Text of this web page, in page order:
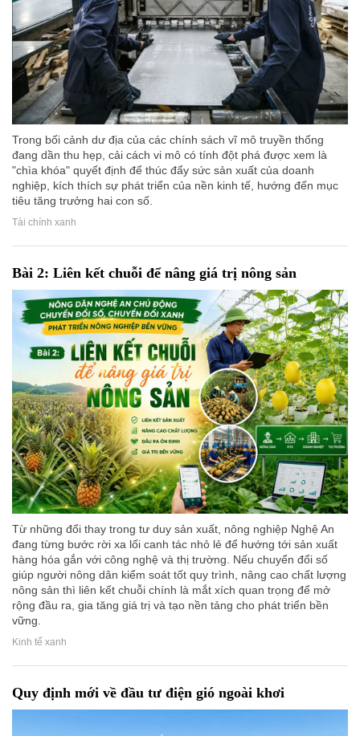
Trong bối cảnh dư địa của các chính sách vĩ mô truyền thống
đang dần thu hẹp, cải cách vi mô có tính đột phá được xem là
"chìa khóa" quyết định để thúc đẩy sức sản xuất của doanh
nghiệp, kích thích sự phát triển của nền kinh tế, hướng đến mục
tiêu tăng trưởng hai con số.
Tài chính xanh
Bài 2: Liên kết chuỗi để nâng giá trị nông sản
Từ những đổi thay trong tư duy sản xuất, nông nghiệp Nghệ An
đang từng bước rời xa lối canh tác nhỏ lẻ để hướng tới sản xuất
hàng hóa gắn với công nghệ và thị trường. Nếu chuyển đổi số
giúp người nông dân kiểm soát tốt quy trình, nâng cao chất lượng
nông sản thì liên kết chuỗi chính là mắt xích quan trọng để mở
rộng đầu ra, gia tăng giá trị và tạo nền tảng cho phát triển bền
vững.
Kinh tế xanh
Quy định mới về đầu tư điện gió ngoài khơi